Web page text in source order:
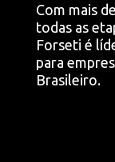
Com mais
todas as
Forseti é
para
Brasileiro.